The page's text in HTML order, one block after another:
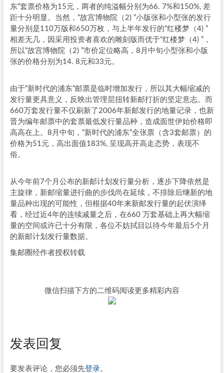
东”套票价格为15元，两者的纯溢幅分别为66. 7%和150%, 差
距十分明显。当然，“故宫博物院（2) ”小版张和小型张的发行
量分别是110万版和650万枚，与上半年发行的“红楼梦（4) ”
相差无几，因采用投资者喜欢的雕刻版而优于“红楼梦（4) ”，
所以“故宫博物院（2) ”市价定位略高，8月中旬小型张和小版
张的价格分别为14. 8元和33元。
由于“新时代的浦东”邮票是临时增加发行，所以其大幅缩减的
发行量更具意义，反映出管理层扭转新邮打折的坚定意志。而
660万套发行量不仅刷新了2006年新邮发行的地量记录，也新
晋为编年邮票中的套票最低发行量品种，造成面世伊始价格即
高高在上。8月中旬，“新时代的浦东”全张票（含3套邮票）的
价格为51元，高出面值183%, 呈现高开高走态势，表现不
俗。
从今年前7个月公布的新邮计划发行量分析，逐步下降依然是
主旋律，新邮缩量进行曲的步伐尚在延续，不排除后继新的地
量品种出现的可能性，但根据40年来新邮发行量的起伏演绎
看，经过近4年的连续减量之后，在660 万套基础上再大幅缩
量的空间或许已十分有限，各位不妨拭目以待今年最后5个月
的新邮计划发行量数据。
集邮圈经作者授权转载
微信扫描下方的二维码阅读更多精彩内容
发表回复
要发表评论，您必须先登录。